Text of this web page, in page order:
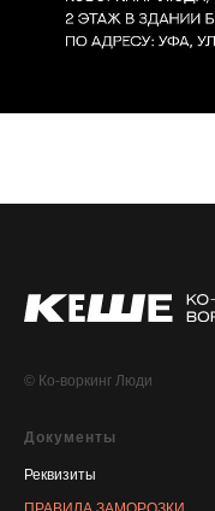
© Ко-воркинг Люди
Документы
Реквизиты